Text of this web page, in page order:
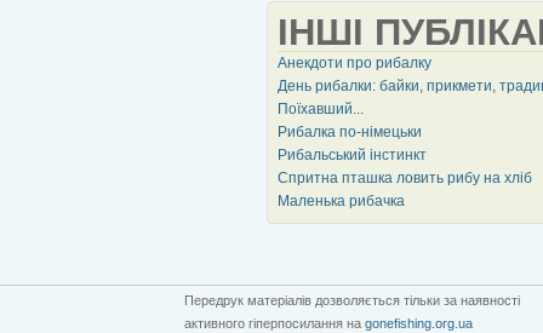
ІНШІ
Анекдоти про рибалку
День рибалки: байки, прикмети,
Поїхавший...
Рибалка по-німецьки
Рибальський інстинкт
Спритна пташка ловить рибу на хліб
Маленька рибачка
Передрук матеріалів дозволяється тільки за наявності
активного гіперпосилання на gonefishing.org.ua